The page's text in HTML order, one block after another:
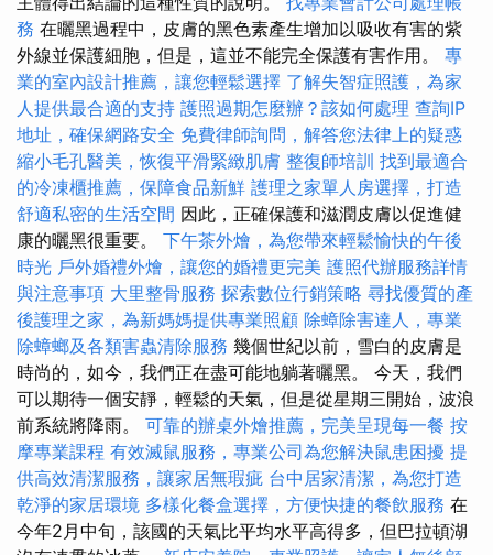
務 在曬黑過程中，皮膚的黑色素產生增加以吸收有害的紫
外線並保護細胞，但是，這並不能完全保護有害作用。 專
業的室內設計推薦，讓您輕鬆選擇 了解失智症照護，為家
人提供最合適的支持 護照過期怎麼辦？該如何處理 查詢IP
地址，確保網路安全 免費律師詢問，解答您法律上的疑惑
縮小毛孔醫美，恢復平滑緊緻肌膚 整復師培訓 找到最適合
的冷凍櫃推薦，保障食品新鮮 護理之家單人房選擇，打造
舒適私密的生活空間 因此，正確保護和滋潤皮膚以促​​進健
康的曬黑很重要。 下午茶外燴，為您帶來輕鬆愉快的午後
時光 戶外婚禮外燴，讓您的婚禮更完美 護照代辦服務詳情
與注意事項 大里整骨服務 探索數位行銷策略 尋找優質的產
後護理之家，為新媽媽提供專業照顧 除蟑除害達人，專業
除蟑螂及各類害蟲清除服務 幾個世紀以前，雪白的皮膚是
時尚的，如今，我們正在盡可能地躺著曬黑。 今天，我們
可以期待一個安靜，輕鬆的天氣，但是從星期三開始，波浪
前系統將降雨。 可靠的辦桌外燴推薦，完美呈現每一餐 按
摩專業課程 有效滅鼠服務，專業公司為您解決鼠患困擾 提
供高效清潔服務，讓家居無瑕疵 台中居家清潔，為您打造
乾淨的家居環境 多樣化餐盒選擇，方便快捷的餐飲服務 在
今年2月中旬，該國的天氣比平均水平高得多，但巴拉頓湖